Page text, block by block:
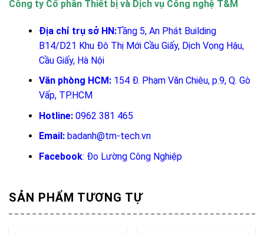
Công ty Cổ phần Thiết bị và Dịch vụ Công nghệ T&M
Địa chỉ trụ sở HN:Tầng 5, An Phát Building
B14/D21 Khu Đô Thị Mới Cầu Giấy, Dịch Vọng Hậu,
Cầu Giấy, Hà Nội
Văn phòng HCM:154 Đ. Phạm Văn Chiêu, p.9, Q. Gò
Vấp, TP.HCM
Hotline: 0962 381 465
Email: badanh@tm-tech.vn
Facebook: Đo Lường Công Nghiệp
SẢN PHẨM TƯƠNG TỰ